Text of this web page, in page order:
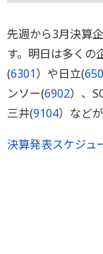
先週から3月決算
す。明日は多くの
(6301）や日立(
ンソー(6902）、
三井(9104）など
決算発表スケジュ